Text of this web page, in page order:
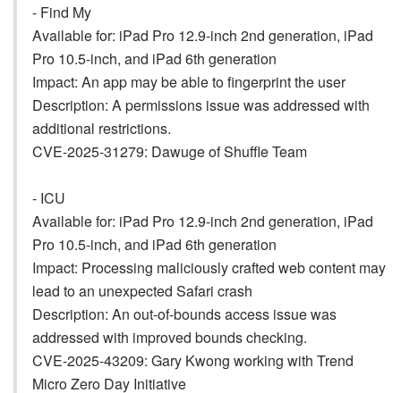
- Find My
Available for: iPad Pro 12.9-inch 2nd generation, iPad
Pro 10.5-inch, and iPad 6th generation
Impact: An app may be able to fingerprint the user
Description: A permissions issue was addressed with
additional restrictions.
CVE-2025-31279: Dawuge of Shuffle Team
- ICU
Available for: iPad Pro 12.9-inch 2nd generation, iPad
Pro 10.5-inch, and iPad 6th generation
Impact: Processing maliciously crafted web content may
lead to an unexpected Safari crash
Description: An out-of-bounds access issue was
addressed with improved bounds checking.
CVE-2025-43209: Gary Kwong working with Trend
Micro Zero Day Initiative